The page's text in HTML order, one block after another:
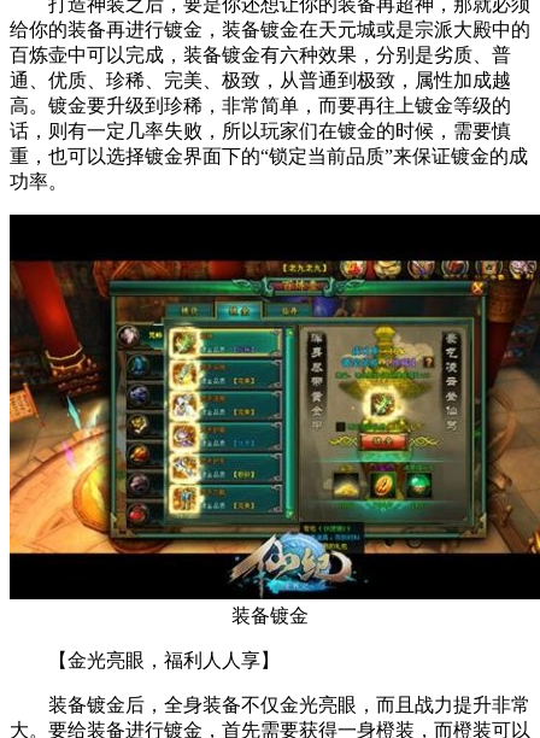
给你的装备再进行镀金，装备镀金在天元城或是宗派大殿中的
百炼壶中可以完成，装备镀金有六种效果，分别是劣质、普
通、优质、珍稀、完美、极致，从普通到极致，属性加成越
高。镀金要升级到珍稀，非常简单，而要再往上镀金等级的
话，则有一定几率失败，所以玩家们在镀金的时候，需要慎
重，也可以选择镀金界面下的“锁定当前品质”来保证镀金的成
功率。
装备镀金
【金光亮眼，福利人人享】
装备镀金后，全身装备不仅金光亮眼，而且战力提升非常
大。要给装备进行镀金，首先需要获得一身橙装，而橙装可以